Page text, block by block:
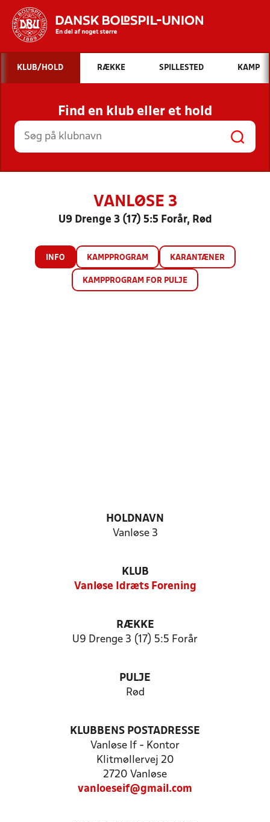
Hvad vil du søge efter?
INDHOLD OG NYHEDER
STILLINGER, RESULTATER, KLUBBER OG
HOLD
KLUB/HOLD RÆKKE SPILLESTED KAMP
Find en klub eller et hold
VANLØSE 3
U9 Drenge 3 (17) 5:5 Forår, Rød
INFO KAMPPROGRAM KARANTÆNER
KAMPPROGRAM FOR PULJE
HOLDNAVN
Vanløse 3
KLUB
Vanløse Idræts Forening
RÆKKE
U9 Drenge 3 (17) 5:5 Forår
PULJE
Rød
KLUBBENS POSTADRESSE
Vanløse If - Kontor
Klitmøllervej 20
2720 Vanløse
vanloeseif@gmail.com